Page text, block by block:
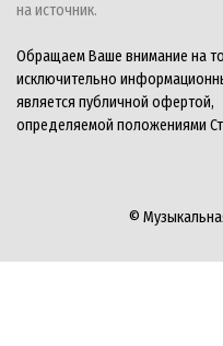
на источник.
Обращаем Ваше внимание на
исключительно
является публичной офертой,
определяемой положениями
©